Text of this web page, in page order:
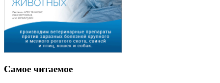
Самое читаемое